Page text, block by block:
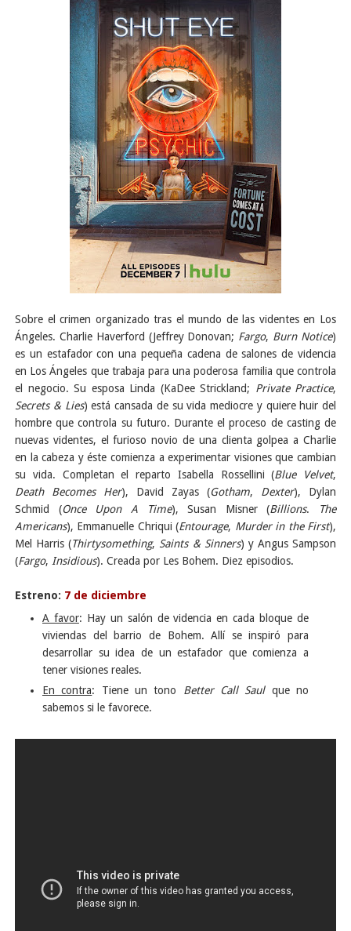
Sobre el crimen organizado tras el mundo de las videntes en Los
Ángeles. Charlie Haverford (Jeffrey Donovan; Fargo, Burn Notice)
es un estafador con una pequeña cadena de salones de videncia
en Los Ángeles que trabaja para una poderosa familia que controla
el negocio. Su esposa Linda (KaDee Strickland; Private Practice,
Secrets & Lies) está cansada de su vida mediocre y quiere huir del
hombre que controla su futuro. Durante el proceso de casting de
nuevas videntes, el furioso novio de una clienta golpea a Charlie
en la cabeza y éste comienza a experimentar visiones que cambian
su vida. Completan el reparto Isabella Rossellini (Blue Velvet,
Death Becomes Her), David Zayas (Gotham, Dexter), Dylan
Schmid (Once Upon A Time), Susan Misner (Billions.
The
Americans), Emmanuelle Chriqui (Entourage, Murder in the First),
Mel Harris (Thirtysomething, Saints & Sinners) y Angus Sampson
(Fargo, Insidious). Creada por Les Bohem. Diez episodios.
Estreno: 7 de diciembre
A favor: Hay un salón de videncia en cada bloque de
viviendas del barrio de Bohem. Allí se inspiró para
desarrollar su idea de un estafador que comienza a
tener visiones reales.
En contra: Tiene un tono Better Call Saulque no
sabemos si le favorece.